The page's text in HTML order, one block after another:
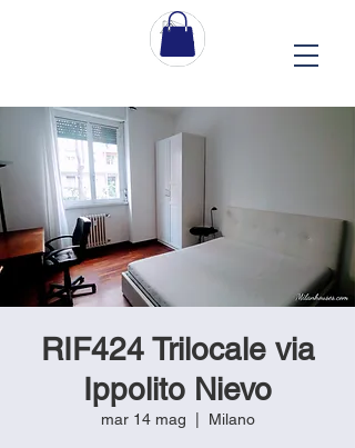
RIF424 Trilocale via
Ippolito Nievo
mar 14 mag Milano